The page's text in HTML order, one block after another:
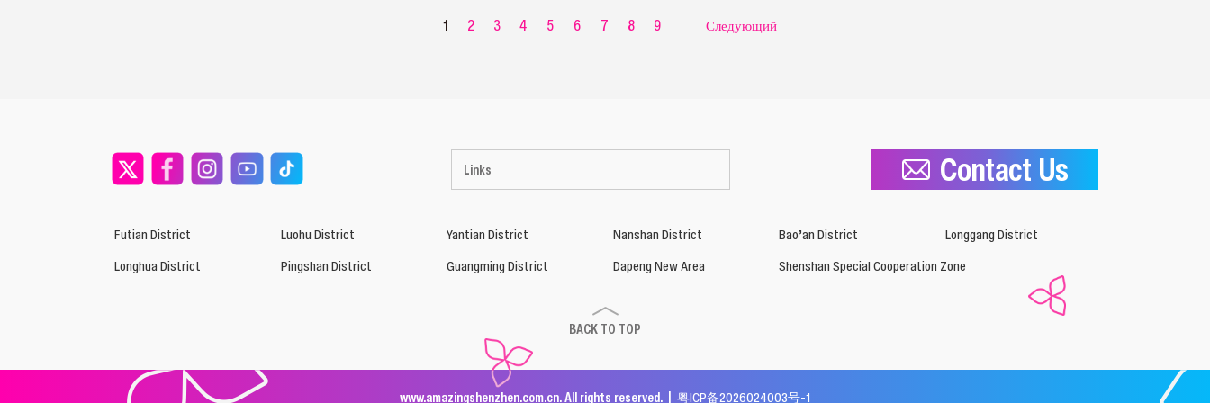
1 2 3 4 5 6 7 8 9 Следующий
Links Contact Us
Futian District Luohu District Yantian District Nanshan District Bao’an District
Longgang District
Longhua District
Pingshan District Guangming District Dapeng New Area Shenshan Special Cooperation Zone
BACK TO TOP
www.amazingshenzhen.com.cn. All rights reserved. | 粤ICP备2026024003号-1